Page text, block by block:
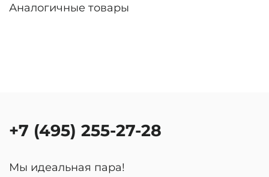
Аналогичные товары
+7 (495) 255-27-28
Мы идеальная пара!